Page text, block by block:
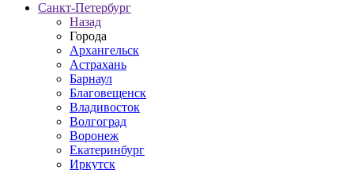
Санкт-Петербург
Назад
Города
Архангельск
Астрахань
Барнаул
Благовещенск
Владивосток
Волгоград
Воронеж
Екатеринбург
Иркутск